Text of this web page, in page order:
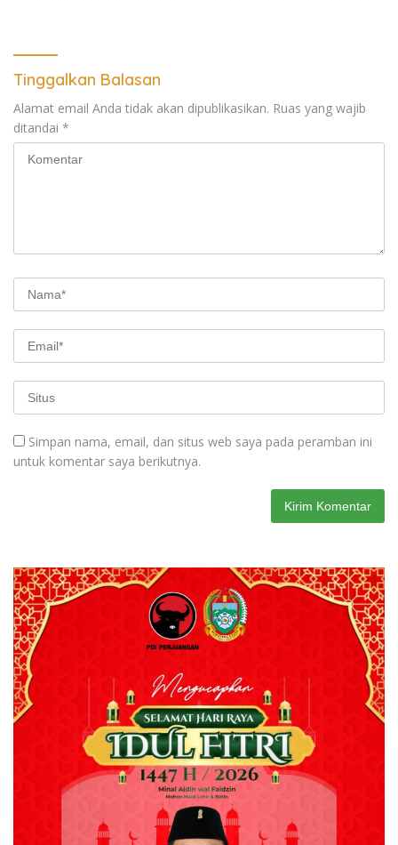
Tinggalkan Balasan
Alamat email Anda tidak akan dipublikasikan. Ruas yang wajib
ditandai *
Simpan nama, email, dan situs web saya pada peramban ini
untuk komentar saya berikutnya.